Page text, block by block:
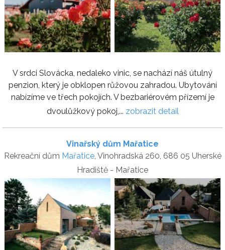
V srdci Slovácka, nedaleko vinic, se nachází náš útulný
penzion, který je obklopen růžovou zahradou. Ubytování
nabízíme ve třech pokojích. V bezbariérovém přízemí je
dvoulůžkový pokoj,... zobrazit detail
Vinařský dům Mařatice
Rekreační dům Mařatice, Vinohradská 260, 686 05 Uherské
Hradiště - Mařatice